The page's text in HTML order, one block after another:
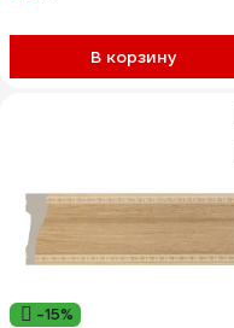
В корзину
-15%